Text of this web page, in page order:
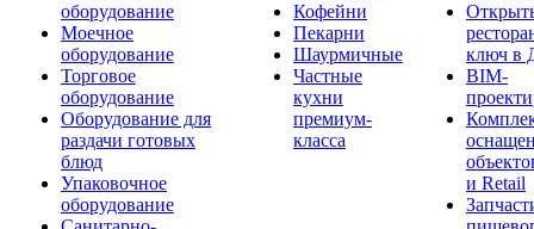
оборудование
Моечное
оборудование
Торговое
оборудование
Оборудование для
раздачи готовых
блюд
Упаковочное
оборудование
Кофейни
Пекарни
Шаурмичные
Частные
кухни
премиум-
класса
ключ в
BIM-
и Retail